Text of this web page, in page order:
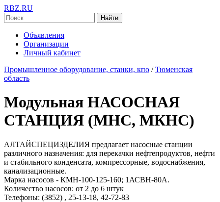
RBZ.RU
Найти
Объявления
Организации
Личный кабинет
Промышленное оборудование, станки, кпо / Тюменская
область
Модульная НАСОСНАЯ
СТАНЦИЯ (МНС, МКНС)
АЛТАЙСПЕЦИЗДЕЛИЯ предлагает насосные станции
различного назначения: для перекачки нефтепродуктов, нефти
и стабильного конденсата, компрессорные, водоснабжения,
канализационные.
Марка насосов - КМН-100-125-160; 1АСВН-80А.
Количество насосов: от 2 до 6 штук
Телефоны: (3852) , 25-13-18, 42-72-83